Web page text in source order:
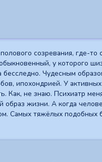
созревания, где-
у которого
Чудесным
ипохондрией. У
Как, не знаю. Психиатр
образ жизни. А когда
Самых тяжёлых